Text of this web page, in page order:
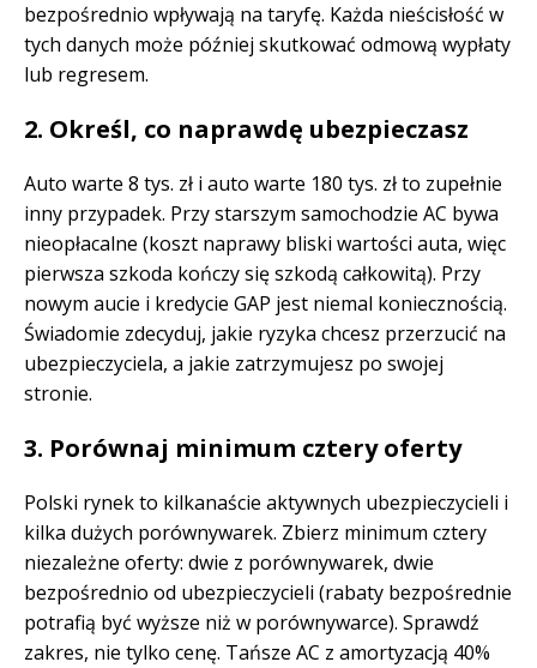
bezpośrednio wpływają na taryfę. Każda nieścisłość w
tych danych może później skutkować odmową wypłaty
lub regresem.
2. Określ, co naprawdę ubezpieczasz
Auto warte 8 tys. zł i auto warte 180 tys. zł to zupełnie
inny przypadek. Przy starszym samochodzie AC bywa
nieopłacalne (koszt naprawy bliski wartości auta, więc
pierwsza szkoda kończy się szkodą całkowitą). Przy
nowym aucie i kredycie GAP jest niemal koniecznością.
Świadomie zdecyduj, jakie ryzyka chcesz przerzucić na
ubezpieczyciela, a jakie zatrzymujesz po swojej
stronie.
3. Porównaj minimum cztery oferty
Polski rynek to kilkanaście aktywnych ubezpieczycieli i
kilka dużych porównywarek. Zbierz minimum cztery
niezależne oferty: dwie z porównywarek, dwie
bezpośrednio od ubezpieczycieli (rabaty bezpośrednie
potrafią być wyższe niż w porównywarce). Sprawdź
zakres, nie tylko cenę. Tańsze AC z amortyzacją 40%